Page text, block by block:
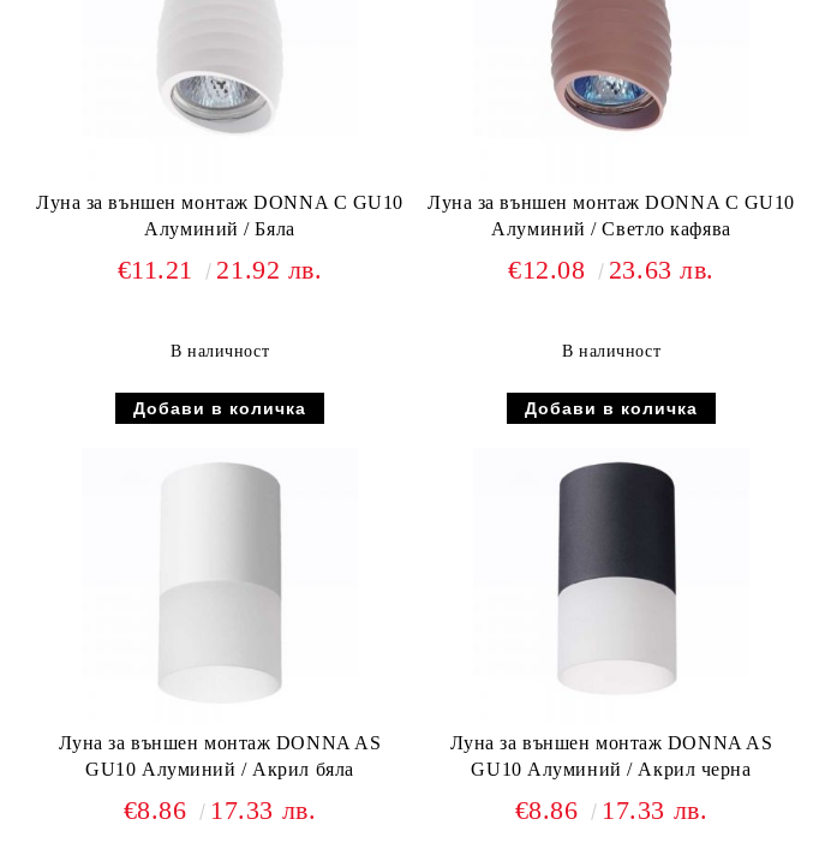
Луна за външен монтаж DONNA C GU10
Алуминий / Бяла
€11.21 21.92 лв.
В наличност
Луна за външен монтаж DONNA C GU10
Алуминий / Светло кафява
€12.08 23.63 лв.
В наличност
Луна за външен монтаж DONNA AS
GU10 Алуминий / Акрил бяла
€8.86 17.33 лв.
Луна за външен монтаж DONNA AS
GU10 Алуминий / Акрил черна
€8.86 17.33 лв.